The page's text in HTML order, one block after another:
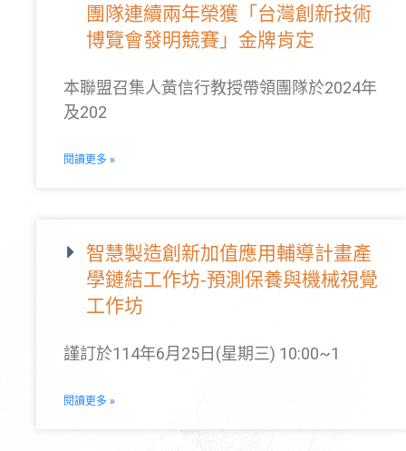
團隊連續兩年榮獲「台灣創新技術
博覽會發明競賽」金牌肯定
本聯盟召集人黃信行教授帶領團隊於2024年
及202
閱讀更多 »
智慧製造創新加值應用輔導計畫產
學鏈結工作坊-預測保養與機械視覺
工作坊
謹訂於114年6月25日(星期三) 10:00~1
閱讀更多 »